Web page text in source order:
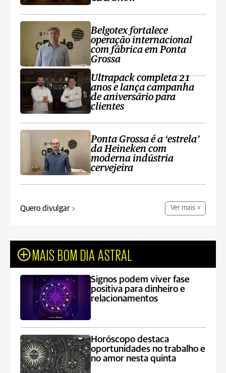
Belgotex fortalece
operação internacional
com fábrica em Ponta
Grossa
Ultrapack completa 21
anos e lança campanha
de aniversário para
clientes
Ponta Grossa é a ‘estrela’
da Heineken com
moderna indústria
cervejeira
Quero divulgar Ver mais
MAIS BOM DIA ASTRAL
Signos podem viver fase
positiva para dinheiro e
relacionamentos
Horóscopo destaca
oportunidades no trabalho e
no amor nesta quinta